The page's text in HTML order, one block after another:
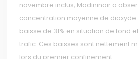
novembre inclus, Madininair a
concentration moyenne de dioxyde
baisse de 31% en situation de fond
trafic. Ces baisses sont nettement